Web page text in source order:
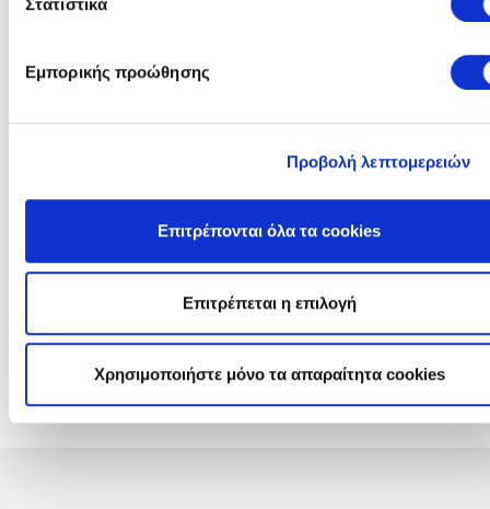
Στατιστικά
Εμπορικής προώθησης
Προβολή λεπτομερειών
Επιτρέπονται όλα τα cookies
Επιτρέπεται η επιλογή
Χρησιμοποιήστε μόνο τα απαραίτητα cookies
Πληροφορίες Διαγωνισμού
3mm
Ανακοινώσεις &
Συμπληρώματα:
Προϋπολογισμός: € 2.100(χωρίς ΦΠΑ)
Διεύθυνση ΔΕΠΑΝ- ΔΙΕΥΘΥΝΣΗ ΠΑΡΑΓΩΓΗΣ
ΝΗΣΙΩΝ